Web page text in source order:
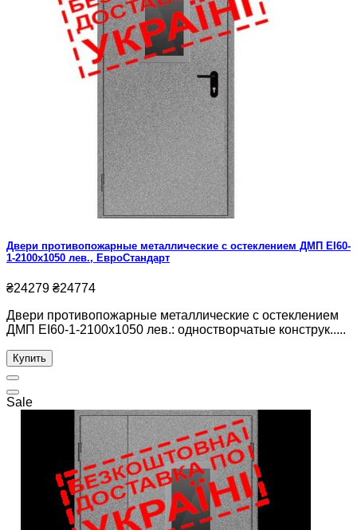
Двери противопожарные металлические с остеклением ДМП ЕІ60-
1-2100х1050 лев., ЕвроСтандарт
₴24279 ₴24774
Двери противопожарные металлические с остеклением
ДМП ЕІ60-1-2100х1050 лев.: одностворчатые конструк.....
Купить
Sale